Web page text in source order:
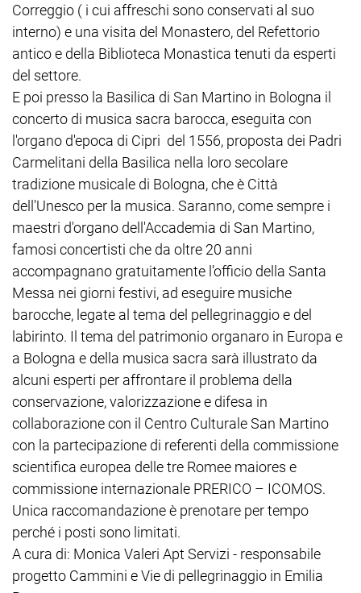
Correggio ( i cui affreschi sono conservati al suo
interno) e una visita del Monastero, del Refettorio
antico e della Biblioteca Monastica tenuti da esperti
del settore.
E poi presso la Basilica di San Martino in Bologna il
concerto di musica sacra barocca, eseguita con
l'organo d'epoca di Cipri del 1556, proposta dei Padri
Carmelitani della Basilica nella loro secolare
tradizione musicale di Bologna, che è Città
dell'Unesco per la musica. Saranno, come sempre i
maestri d'organo dell'Accademia di San Martino,
famosi concertisti che da oltre 20 anni
accompagnano gratuitamente l’officio della Santa
Messa nei giorni festivi, ad eseguire musiche
barocche, legate al tema del pellegrinaggio e del
labirinto. Il tema del patrimonio organaro in Europa e
a Bologna e della musica sacra sarà illustrato da
alcuni esperti per affrontare il problema della
conservazione, valorizzazione e difesa in
collaborazione con il Centro Culturale San Martino
con la partecipazione di referenti della commissione
scientifica europea delle tre Romee maiores e
commissione internazionale PRERICO – ICOMOS.
Unica raccomandazione è prenotare per tempo
perché i posti sono limitati.
A cura di: Monica Valeri Apt Servizi - responsabile
progetto Cammini e Vie di pellegrinaggio in Emilia